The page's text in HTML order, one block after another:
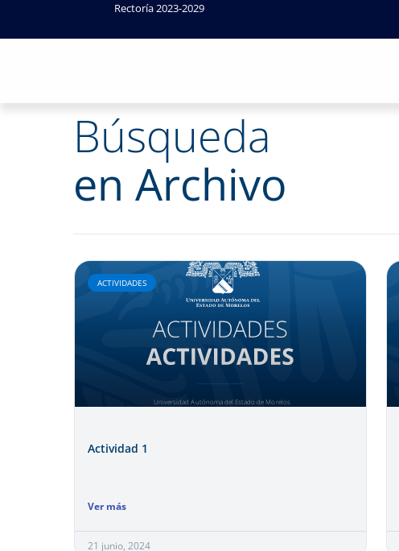
Rectoría 2023-2029
Búsqueda
en Archivo
ACTIVIDADES
Actividad 1
Ver más
21 junio, 2024